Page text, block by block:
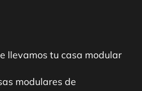
llevamos tu casa modular
modulares de